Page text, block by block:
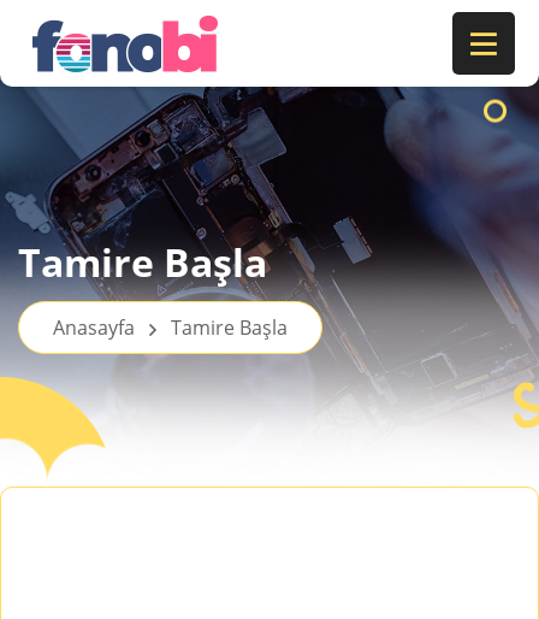
Tamire Başla
Anasayfa Tamire Başla